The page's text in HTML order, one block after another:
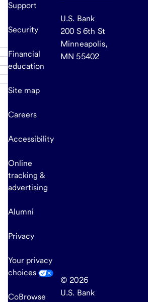
Support
Security
Financial
education
Site map
Careers
Accessibility
Online
tracking &
advertising
Alumni
Privacy
Your privacy
choices
CoBrowse
U.S. Bank
200 S 6th St
Minneapolis,
MN 55402
© 2026
U.S. Bank